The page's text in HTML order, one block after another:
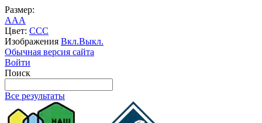
Размер:
AAA
Цвет: CCC
Изображения Вкл.Выкл.
Обычная версия сайта
Войти
Поиск
Все результаты